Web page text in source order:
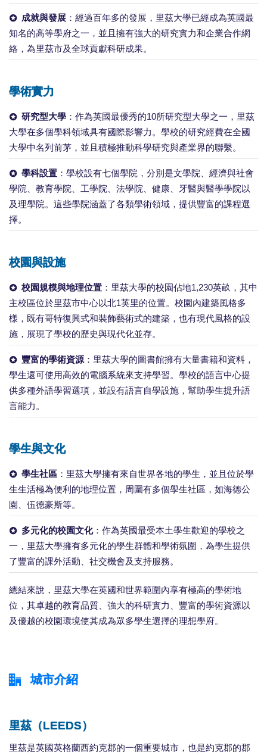
成就與發展：經過百年多的發展，里茲大學已經成為英國最
知名的高等學府之一，並且擁有強大的研究實力和企業合作網
絡，為里茲市及全球貢獻科研成果。
學術實力
研究型大學：作為英國最優秀的10所研究型大學之一，里茲
大學在多個學科領域具有國際影響力。學校的研究經費在全國
大學中名列前茅，並且積極推動科學研究與產業界的聯繫。
學科設置：學校設有七個學院，分別是文學院、經濟與社會
學院、教育學院、工學院、法學院、健康、牙醫與醫學學院以
及理學院。這些學院涵蓋了各類學術領域，提供豐富的課程選
擇。
校園與設施
校園規模與地理位置：里茲大學的校園佔地1,230英畝，其中
主校區位於里茲市中心以北1英里的位置。校園內建築風格多
樣，既有哥特復興式和裝飾藝術式的建築，也有現代風格的設
施，展現了學校的歷史與現代化並存。
豐富的學術資源：里茲大學的圖書館擁有大量書籍和資料，
學生還可使用高效的電腦系統來支持學習。學校的語言中心提
供多種外語學習選項，並設有語言自學設施，幫助學生提升語
言能力。
學生與文化
學生社區 ：里茲大學擁有來自世界各地的學生，並且位於學
生生活極為便利的地理位置，周圍有多個學生社區，如海德公
園、伍德豪斯等。
多元化的校園文化：作為英國最受本土學生歡迎的學校之
一，里茲大學擁有多元化的學生群體和學術氛圍，為學生提供
了豐富的課外活動、社交機會及支持服務。
總結來說，里茲大學在英國和世界範圍內享有極高的學術地
位，其卓越的教育品質、強大的科研實力、豐富的學術資源以
及優越的校園環境使其成為眾多學生選擇的理想學府。
城市介紹
里茲（LEEDS）
里茲是英國英格蘭西約克郡的一個重要城市，也是約克郡的郡